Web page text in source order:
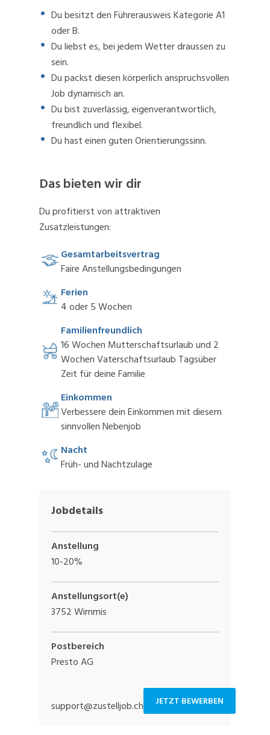
Du besitzt den Führerausweis Kategorie A1
oder B.
Du liebst es, bei jedem Wetter draussen zu
sein.
Du packst diesen körperlich anspruchsvollen
Job dynamisch an.
Du bist zuverlässig, eigenverantwortlich,
freundlich und flexibel.
Du hast einen guten Orientierungssinn.
Das bieten wir dir
Du profitierst von attraktiven
Zusatzleistungen:
Gesamtarbeitsvertrag
Faire Anstellungsbedingungen
Ferien
4 oder 5 Wochen
Familienfreundlich
16 Wochen Mutterschaftsurlaub und 2
Wochen Vaterschaftsurlaub Tagsüber
Zeit für deine Familie
Einkommen
Verbessere dein Einkommen mit diesem
sinnvollen Nebenjob
Nacht
Früh- und Nachtzulage
Jobdetails
Anstellung
10-20%
Anstellungsort(e)
3752 Wimmis
Postbereich
Presto AG
support@zustelljob.ch JETZT BEWERBEN